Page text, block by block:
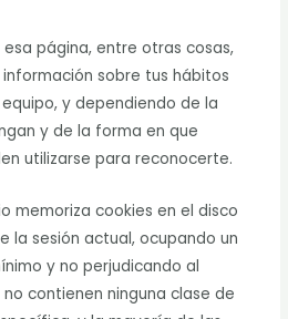
página, entre otras cosas,
sobre tus hábitos
y dependiendo de la
y de la forma en que
utilizarse para reconocerte.
memoriza cookies en el disco
la sesión actual, ocupando un
y no perjudicando al
contienen ninguna clase de